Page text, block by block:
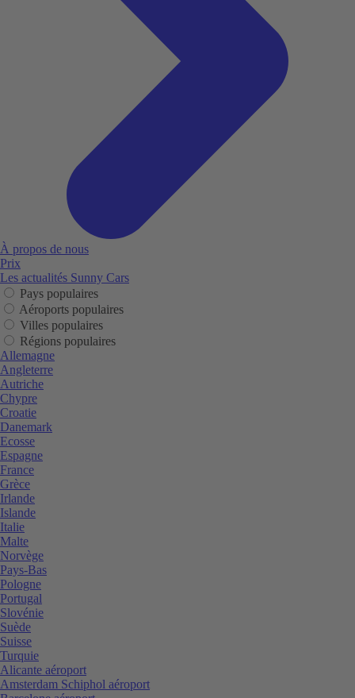
À propos de nous
Prix
Les actualités Sunny Cars
Pays populaires
Aéroports populaires
Villes populaires
Régions populaires
Allemagne
Angleterre
Autriche
Chypre
Croatie
Danemark
Ecosse
Espagne
France
Grèce
Irlande
Islande
Italie
Malte
Norvège
Pays-Bas
Pologne
Portugal
Slovénie
Suède
Suisse
Turquie
Alicante aéroport
Amsterdam Schiphol aéroport